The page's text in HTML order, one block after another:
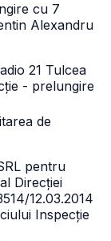
cu 7
Alexandru
21 Tulcea
- prelungire
de
pentru
Direcției
12.03.2014
Inspecție